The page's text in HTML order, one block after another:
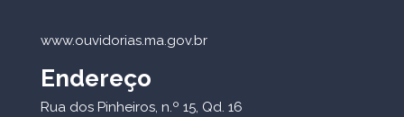
www.ouvidorias.ma.gov.br
Endereço
Rua dos Pinheiros, n.º 15, Qd. 16